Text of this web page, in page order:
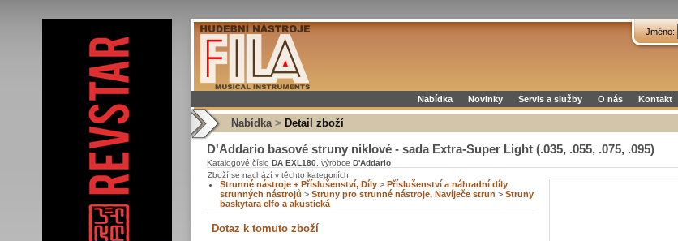
Jméno:
Nabídka Novinky Servis a služby O nás Kontakt
Nabídka > Detail zboží
D'Addario basové struny niklové - sada Extra-Super Light (.035, .055, .075, .095)
Katalogové číslo DA EXL180 , výrobce D'Addario
Zboží se nachází v těchto kategoriích:
Strunné nástroje + Příslušenství, Díly > Příslušenství a náhradní díly
strunných nástrojů > Struny pro strunné nástroje, Navíječe strun > Struny
baskytara elfo a akustická